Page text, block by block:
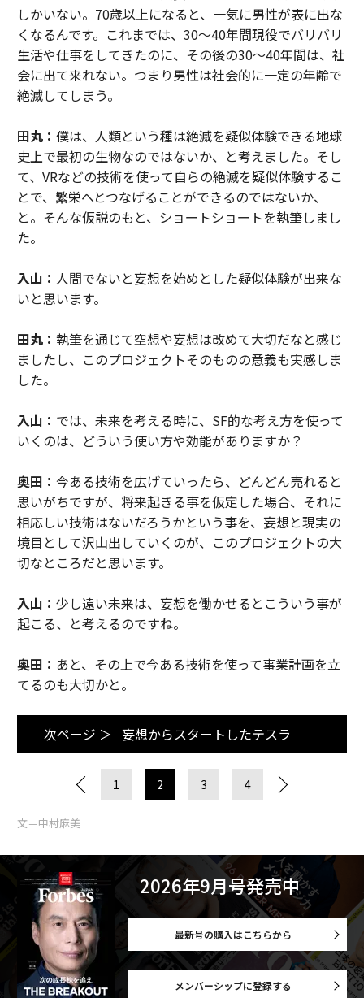
しかいない。70歳以上になると、一気に男性が表に出な
くなるんです。これまでは、30～40年間現役でバリバリ
生活や仕事をしてきたのに、その後の30～40年間は、社
会に出て来れない。つまり男性は社会的に一定の年齢で
絶滅してしまう。
田丸： 僕は、人類という種は絶滅を疑似体験できる地球
史上で最初の生物なのではないか、と考えました。そし
て、VRなどの技術を使って自らの絶滅を疑似体験するこ
とで、繁栄へとつなげることができるのではないか、
と。そんな仮説のもと、ショートショートを執筆しまし
た。
入山： 人間でないと妄想を始めとした疑似体験が出来な
いと思います。
田丸： 執筆を通じて空想や妄想は改めて大切だなと感じ
ましたし、このプロジェクトそのものの意義も実感しま
した。
入山： では、未来を考える時に、SF的な考え方を使って
いくのは、どういう使い方や効能がありますか？
奥田： 今ある技術を広げていったら、どんどん売れると
思いがちですが、将来起きる事を仮定した場合、それに
相応しい技術はないだろうかという事を、妄想と現実の
境目として沢山出していくのが、このプロジェクトの大
切なところだと思います。
入山： 少し遠い未来は、妄想を働かせるとこういう事が
起こる、と考えるのですね。
奥田： あと、その上で今ある技術を使って事業計画を立
てるのも大切かと。
次ページ ＞ 妄想からスタートしたテスラ
1 2 3 4
文＝中村麻美
2026年9月号発売中
最新号の購入はこちらから
メンバーシップに登録する